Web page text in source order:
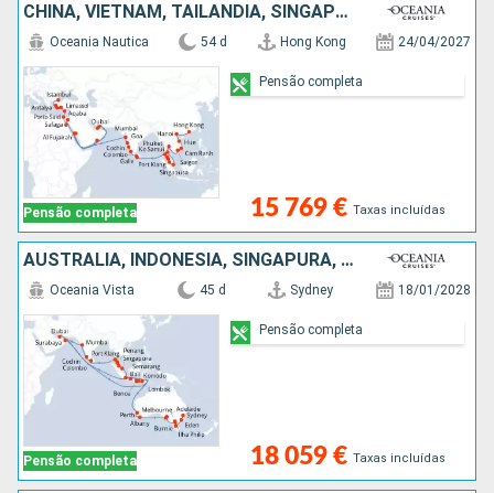
CHINA, VIETNAM, TAILÂNDIA, SINGAPURA, MALÁSIA, SRI LANKA, ÍNDIA, EMIRATOS ÁRABES UNIDOS, OMÃ, ARABIA SAUDITA, JORDÂNIA, EGITO, CHIPRE, GRÉCIA, TURQUIA
Pensão completa
Oceania Nautica 54 d Hong Kong 24/04/2027
15 769 € Taxas incluídas
Pensão completa
AUSTRALIA, INDONÉSIA, SINGAPURA, MALÁSIA, TAILÂNDIA, SRI LANKA, ÍNDIA, EMIRATOS ÁRABES UNIDOS
Pensão completa
Oceania Vista 45 d Sydney 18/01/2028
18 059 € Taxas incluídas
Pensão completa